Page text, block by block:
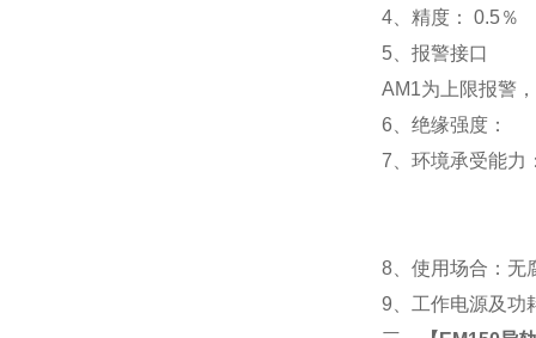
4 、精度： 0.5％
5
报警接口
AM1为上限报警
6
绝缘强度：
7
环境承受
8 、使用场合：
9 、工作电源及功